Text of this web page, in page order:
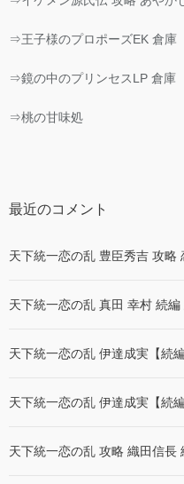
⇒王子様のプロポーズEK 倉庫
⇒鏡の中のプリンセスLP 倉庫
⇒桃の甘味処
最近のコメント
天下統一恋の乱 豊臣秀吉 攻略
天下統一恋の乱 真田 幸村 続編
天下統一恋の乱 伊達成実【続
天下統一恋の乱 伊達成実【続
天下統一恋の乱 攻略 織田信長